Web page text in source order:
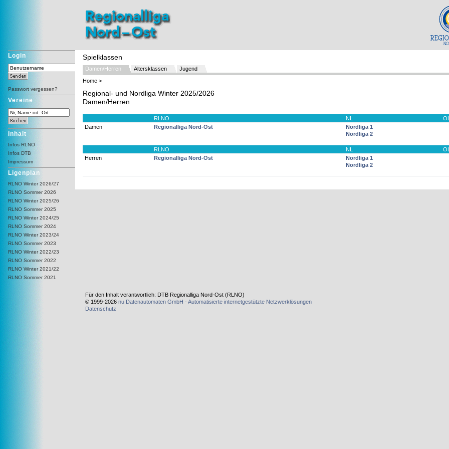
Spielklassen
Damen/Herren Altersklassen
Jugend
Home >
Login
Passwort vergessen?
Vereine
Inhalt
Infos RLNO
Infos DTB
Impressum
Ligenplan
RLNO Winter 2026/27
RLNO Sommer 2026
RLNO Winter 2025/26
RLNO Sommer 2025
RLNO Winter 2024/25
RLNO Sommer 2024
RLNO Winter 2023/24
RLNO Sommer 2023
RLNO Winter 2022/23
RLNO Sommer 2022
RLNO Winter 2021/22
RLNO Sommer 2021
Regional- und Nordliga Winter 2025/2026
Damen/Herren
RLNO NL
Damen
Regionalliga Nord-Ost
Nordliga 1
Nordliga 2
RLNO NL
Herren
Regionalliga Nord-Ost
Nordliga 1
Nordliga 2
Für den Inhalt verantwortlich: DTB Regionalliga Nord-Ost (RLNO)
© 1999-2026 nu Datenautomaten GmbH - Automatisierte internetgestützte Netzwerklösungen
Datenschutz